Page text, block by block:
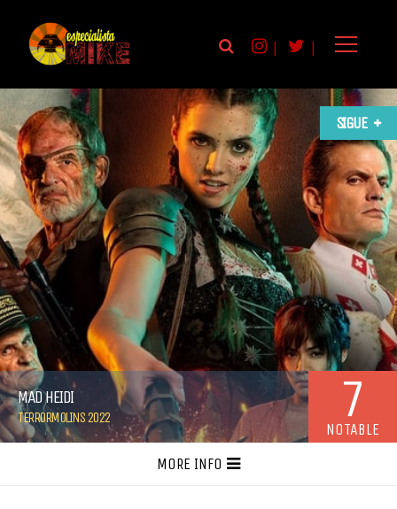
| |
SIGUE
MAD HEIDI
TERRORMOLINS 2022 7
NOTABLE
MORE INFO